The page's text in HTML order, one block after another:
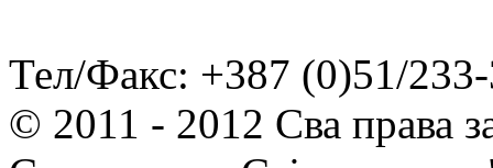
Тел/Факс: +387 (0)51/
© 2011 - 2012 Сва права